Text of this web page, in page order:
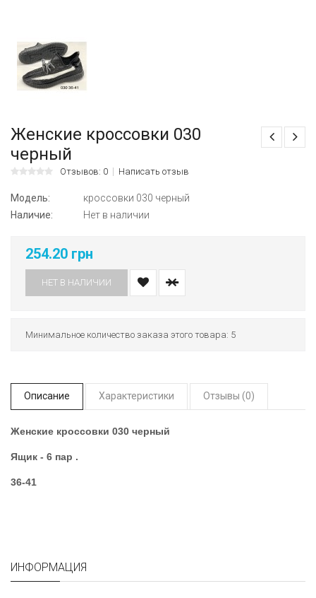
Женские кроссовки 030
черный
Отзывов: 0 Написать отзыв
Модель:
кроссовки 030 черный
Наличие:
Нет в наличии
254.20 грн
НЕТ В НАЛИЧИИ
Минимальное количество заказа этого товара: 5
Описание Характеристики Отзывы (0)
Женские кроссовки 030 черный
Ящик - 6 пар .
36-41
ИНФОРМАЦИЯ